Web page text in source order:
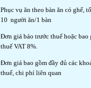
Phục vụ ăn theo bàn ăn có ghế,
10 người ăn/1 bàn
Đơn giá báo trước thuế hoặc bao
thuế VAT 8%.
Đơn giá bao gồm đầy đủ các
thuế, chi phí liên quan